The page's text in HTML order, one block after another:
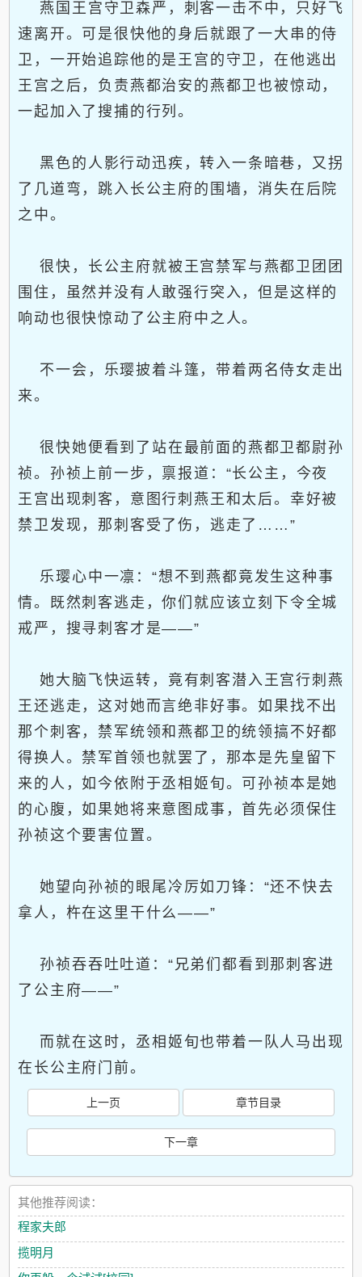
燕国王宫守卫森严，刺客一击不中，只好飞
速离开。可是很快他的身后就跟了一大串的侍
卫，一开始追踪他的是王宫的守卫，在他逃出
王宫之后，负责燕都治安的燕都卫也被惊动，
一起加入了搜捕的行列。
黑色的人影行动迅疾，转入一条暗巷，又拐
了几道弯，跳入长公主府的围墙，消失在后院
之中。
很快，长公主府就被王宫禁军与燕都卫团团
围住，虽然并没有人敢强行突入，但是这样的
响动也很快惊动了公主府中之人。
不一会，乐璎披着斗篷，带着两名侍女走出
来。
很快她便看到了站在最前面的燕都卫都尉孙
祯。孙祯上前一步，禀报道：“长公主，今夜
王宫出现刺客，意图行刺燕王和太后。幸好被
禁卫发现，那刺客受了伤，逃走了……”
乐璎心中一凛：“想不到燕都竟发生这种事
情。既然刺客逃走，你们就应该立刻下令全城
戒严，搜寻刺客才是——”
她大脑飞快运转，竟有刺客潜入王宫行刺燕
王还逃走，这对她而言绝非好事。如果找不出
那个刺客，禁军统领和燕都卫的统领搞不好都
得换人。禁军首领也就罢了，那本是先皇留下
来的人，如今依附于丞相姬旬。可孙祯本是她
的心腹，如果她将来意图成事，首先必须保住
孙祯这个要害位置。
她望向孙祯的眼尾冷厉如刀锋：“还不快去
拿人，杵在这里干什么——”
孙祯吞吞吐吐道：“兄弟们都看到那刺客进
了公主府——”
而就在这时，丞相姬旬也带着一队人马出现
在长公主府门前。
上一页 章节目录
下一章
其他推荐阅读：
程家夫郎
揽明月